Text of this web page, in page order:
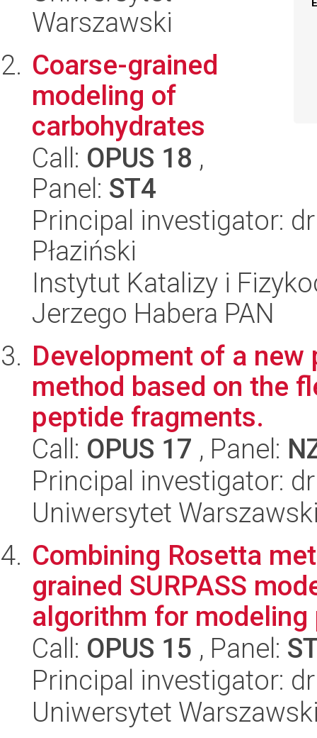
Warszawski
Coarse-grained
modeling of
carbohydrates
Call: OPUS 18 ,
Panel: ST4
Principal investigator:
Płaziński
Instytut Katalizy i
Jerzego Habera PAN
Development of a
method based on the
peptide fragments.
Call: OPUS 17 , Panel:
Principal investigator:
Uniwersytet
Combining Rosetta
grained SURPASS
algorithm for modeling
Call: OPUS 15 , Panel:
Principal investigator:
Uniwersytet